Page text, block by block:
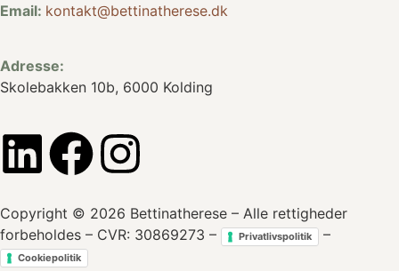
Email: kontakt@bettinatherese.dk
Adresse:
Skolebakken 10b, 6000 Kolding
Copyright © 2026 Bettinatherese – Alle rettigheder
forbeholdes – CVR: 30869273 –
Privatlivspolitik –
Cookiepolitik